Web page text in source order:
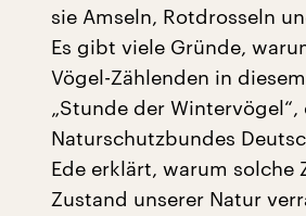
sie Amseln, Rotdrosseln
Es gibt viele Gründe,
Vögel-Zählenden in
„Stunde der
Naturschutzbundes
Ede erklärt, warum
Zustand unserer Natur